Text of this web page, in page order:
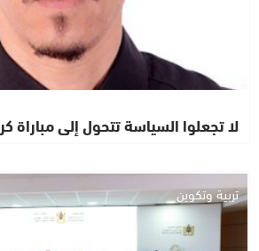
لا تجعلوا السياسة تتحول إلى مباراة
تربية وتكوين